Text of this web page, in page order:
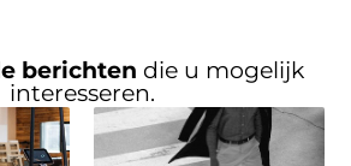
berichten die u mogelijk
interesseren.